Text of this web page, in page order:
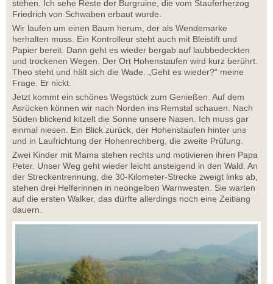
stehen. Ich sehe Reste der Burgruine, die vom Stauferherzog
Friedrich von Schwaben erbaut wurde.
Wir laufen um einen Baum herum, der als Wendemarke
herhalten muss. Ein Kontrolleur steht auch mit Bleistift und
Papier bereit. Dann geht es wieder bergab auf laubbedeckten
und trockenen Wegen. Der Ort Hohenstaufen wird kurz berührt.
Theo steht und hält sich die Wade. „Geht es wieder?“ meine
Frage. Er nickt.
Jetzt kommt ein schönes Wegstück zum Genießen. Auf dem
Asrücken können wir nach Norden ins Remstal schauen. Nach
Süden blickend kitzelt die Sonne unsere Nasen. Ich muss gar
einmal niesen. Ein Blick zurück, der Hohenstaufen hinter uns
und in Laufrichtung der Hohenrechberg, die zweite Prüfung.
Zwei Kinder mit Mama stehen rechts und motivieren ihren Papa
Peter. Unser Weg geht wieder leicht ansteigend in den Wald. An
der Streckentrennung, die 30-Kilometer-Strecke zweigt links ab,
stehen drei Helferinnen in neongelben Warnwesten. Sie warten
auf die ersten Walker, das dürfte allerdings noch eine Zeitlang
dauern.